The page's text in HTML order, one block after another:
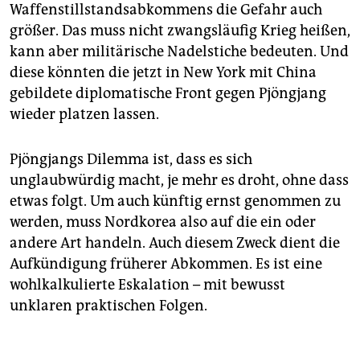
Waffenstillstandsabkommens die Gefahr auch
größer. Das muss nicht zwangsläufig Krieg heißen,
kann aber militärische Nadelstiche bedeuten. Und
diese könnten die jetzt in New York mit China
gebildete diplomatische Front gegen Pjöngjang
wieder platzen lassen.
Pjöngjangs Dilemma ist, dass es sich
unglaubwürdig macht, je mehr es droht, ohne dass
etwas folgt. Um auch künftig ernst genommen zu
werden, muss Nordkorea also auf die ein oder
andere Art handeln. Auch diesem Zweck dient die
Aufkündigung früherer Abkommen. Es ist eine
wohlkalkulierte Eskalation – mit bewusst
unklaren praktischen Folgen.